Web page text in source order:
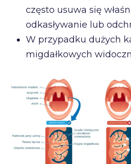
często usuwa się
odkasływanie lub
W przypadku dużych
migdałkowych